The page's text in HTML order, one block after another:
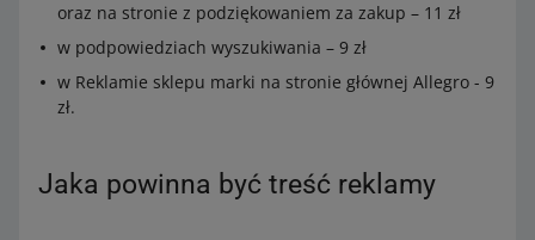
oraz na stronie z podziękowaniem za zakup – 11 zł
w podpowiedziach wyszukiwania – 9 zł
w Reklamie sklepu marki na stronie głównej Allegro - 9
zł.
Jaka powinna być treść reklamy